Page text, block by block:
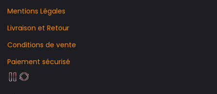
Mentions Légales
Livraison et Retour
Conditions de vente
Paiement sécurisé